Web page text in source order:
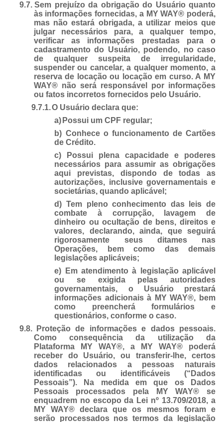
9.7. Sem prejuízo da obrigação do Usuário quanto
às informações fornecidas, a MY WAY® poderá,
mas não estará obrigada, a utilizar meios que
julgar necessários para, a qualquer tempo,
verificar as informações prestadas para o
cadastramento do Usuário, podendo, no caso
de qualquer suspeita de irregularidade,
suspender ou cancelar, a qualquer momento, a
reserva de locação ou locação em curso. A MY
WAY® não será responsável por informações
ou fatos incorretos fornecidos pelo Usuário.
9.7.1.O Usuário declara que:
a) Possui um CPF regular;
b) Conhece o funcionamento de Cartões
de Crédito.
c) Possui plena capacidade e poderes
necessários para assumir as obrigações
aqui previstas, dispondo de todas as
autorizações, inclusive governamentais e
societárias, quando aplicável;
d) Tem pleno conhecimento das leis de
combate à corrupção, lavagem de
dinheiro ou ocultação de bens, direitos e
valores, declarando, ainda, que seguirá
rigorosamente seus ditames nas
Operações, bem como das demais
legislações aplicáveis;
e) Em atendimento à legislação aplicável
ou se exigida pelas autoridades
governamentais, o Usuário prestará
informações adicionais à MY WAY®, bem
como preencherá formulários e
questionários, conforme o caso.
9.8.
Proteção de informações e dados pessoais.
Como consequência da utilização da
Plataforma MY WAY®, a MY WAY® poderá
receber do Usuário, ou transferir-lhe, certos
dados relacionados a pessoas naturais
identificadas ou identificáveis (“Dados
Pessoais”). Na medida em que os Dados
Pessoais processados pela MY WAY® se
enquadrem no escopo da Lei nº 13.709/2018, a
MY WAY® declara que os mesmos foram e
serão processados nos termos da legislação